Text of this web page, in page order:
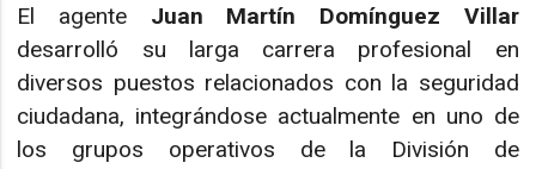
El agente Juan Martín Domínguez Villar
desarrolló su larga carrera profesional en
diversos puestos relacionados con la seguridad
ciudadana, integrándose actualmente en uno de
los grupos operativos de la División de